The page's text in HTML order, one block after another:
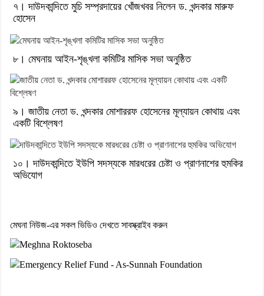
৭। দাউদকান্দিতে মুচি সম্প্রদায়ের খোঁজখবর নিলেন ড. খন্দকার মারুফ
হোসেন
৮। মেঘনায় আইন-শৃঙ্খলা কমিটির মাসিক সভা অনুষ্ঠিত
৯। জাতীয় নেতা ড. খন্দকার মোশাররফ হোসেনের মূল্যায়ন কোথায় এবং
একটি বিশ্লেষণ
১০। দাউদকান্দিতে ইউপি সদস্যকে মারধরের চেষ্টা ও প্রাণনাশের হুমকির
অভিযোগ
মেঘনা নিউজ-এর সকল ভিডিও দেখতে সাবস্ক্রাইব করুন